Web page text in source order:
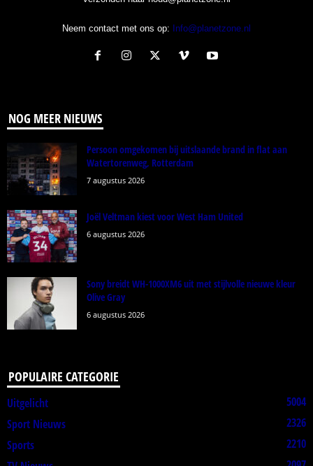
Neem contact met ons op: Info@planetzone.nl
NOG MEER NIEUWS
Persoon omgekomen bij uitslaande brand in flat aan
Watertorenweg, Rotterdam
7 augustus 2026
Joël Veltman kiest voor West Ham United
6 augustus 2026
Sony breidt WH-1000XM6 uit met stijlvolle nieuwe kleur
Olive Gray
6 augustus 2026
POPULAIRE CATEGORIE
Uitgelicht
5004
Sport Nieuws
2326
Sports
2210